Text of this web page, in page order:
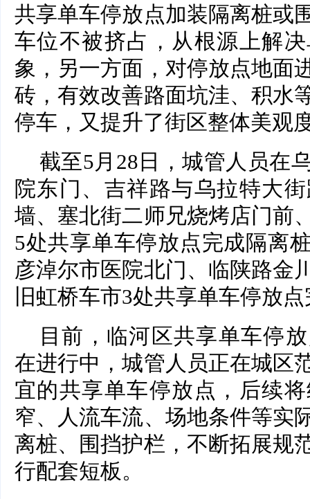
共享单车停放点加装隔离桩或
车位不被挤占，从根源上解
象，另一方面，对停放点地面
砖，有效改善路面坑洼、积水
停车，又提升了街区整体美观
截至5月28日，城管人员在
院东门、吉祥路与乌拉特大
墙、塞北街二师兄烧烤店门前
5处共享单车停放点完成隔离
彦淖尔市医院北门、临陕路金
旧虹桥车市3处共享单车停放
目前，临河区共享单车停
在进行中，城管人员正在城区
宜的共享单车停放点，后续
窄、人流车流、场地条件等实
离桩、围挡护栏，不断拓展规
行配套短板。